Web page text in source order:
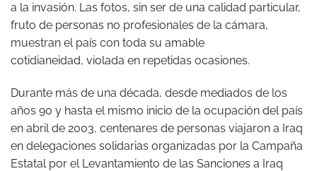
a la invasión. Las fotos, sin ser de una calidad particular,
fruto de personas no profesionales de la cámara,
muestran el país con toda su amable
cotidianeidad, violada en repetidas ocasiones.
Durante más de una década, desde mediados de los
años 90 y hasta el mismo inicio de la ocupación del país
en abril de 2003, centenares de personas viajaron a Iraq
en delegaciones solidarias organizadas por la Campaña
Estatal por el Levantamiento de las Sanciones a Iraq